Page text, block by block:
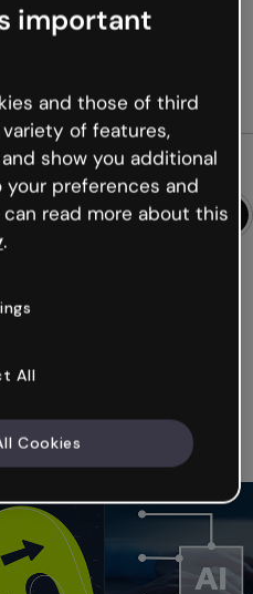
ligne
important
and those of third
of features,
show you additional
preferences and
read more about this
.
All
Cookies